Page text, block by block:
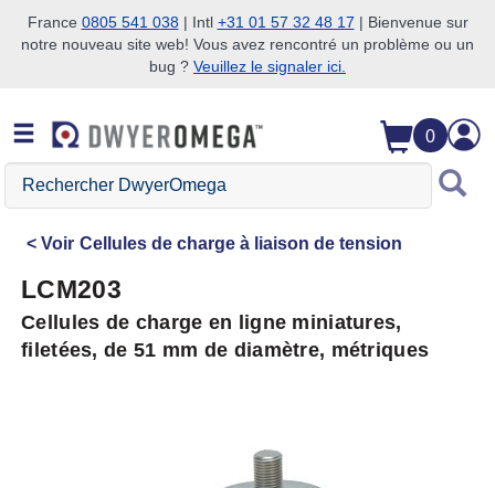
Passer à la recherche
Passer au contenu principal
Passer à la navigation
France 0805 541 038| Intl +31 01 57 32 48 17 | Bienvenue sur
notre nouveau site web! Vous avez rencontré un problème ou un
bug ? Veuillez le signaler ici.
0
Rechercher
DwyerOmega
Voir Cellules de charge à liaison de tension
LCM203
Cellules de charge en ligne miniatures,
filetées, de 51 mm de diamètre, métriques